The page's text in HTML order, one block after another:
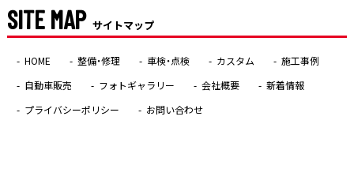
SITE MAP サイトマップ
HOME 整備・修理 車検・点検 カスタム
施工事例
自動車販売
フォトギャラリー 会社概要
新着情報
プライバシーポリシー
お問い合わせ